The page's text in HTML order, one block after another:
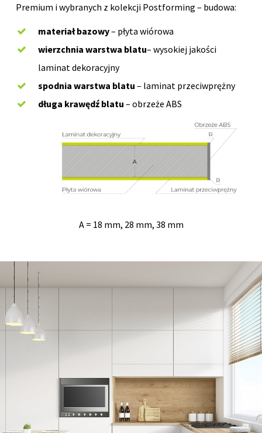
Premium i wybranych z kolekcji Postforming – budowa:
materiał bazowy– płyta wiórowa
wierzchnia warstwa blatu– wysokiej jakości
laminat dekoracyjny
spodnia warstwa blatu – laminat przeciwprężny
długa krawędź blatu – obrzeże ABS
A = 18 mm, 28 mm, 38 mm